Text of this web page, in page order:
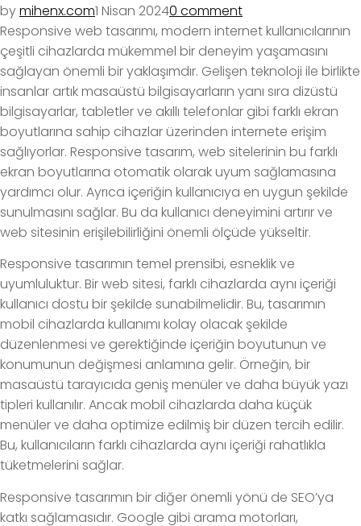
bymihenx.com1 Nisan 20240 comment
Responsive web tasarımı, modern internet kullanıcılarının
çeşitli cihazlarda mükemmel bir deneyim yaşamasını
sağlayan önemli bir yaklaşımdır. Gelişen teknoloji ile birlikte
insanlar artık masaüstü bilgisayarların yanı sıra dizüstü
bilgisayarlar, tabletler ve akıllı telefonlar gibi farklı ekran
boyutlarına sahip cihazlar üzerinden internete erişim
sağlıyorlar. Responsive tasarım, web sitelerinin bu farklı
ekran boyutlarına otomatik olarak uyum sağlamasına
yardımcı olur. Ayrıca içeriğin kullanıcıya en uygun şekilde
sunulmasını sağlar. Bu da kullanıcı deneyimini artırır ve
web sitesinin erişilebilirliğini önemli ölçüde yükseltir.
Responsive tasarımın temel prensibi, esneklik ve
uyumluluktur. Bir web sitesi, farklı cihazlarda aynı içeriği
kullanıcı dostu bir şekilde sunabilmelidir. Bu, tasarımın
mobil cihazlarda kullanımı kolay olacak şekilde
düzenlenmesi ve gerektiğinde içeriğin boyutunun ve
konumunun değişmesi anlamına gelir. Örneğin, bir
masaüstü tarayıcıda geniş menüler ve daha büyük yazı
tipleri kullanılır. Ancak mobil cihazlarda daha küçük
menüler ve daha optimize edilmiş bir düzen tercih edilir.
Bu, kullanıcıların farklı cihazlarda aynı içeriği rahatlıkla
tüketmelerini sağlar.
Responsive tasarımın bir diğer önemli yönü de SEO’ya
katkı sağlamasıdır. Google gibi arama motorları,